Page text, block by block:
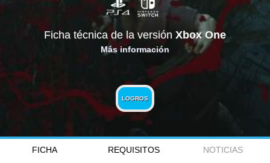
Ficha técnica de la versión Xbox One
Más información
LOGROS
FICHA REQUISITOS
NOTICIAS